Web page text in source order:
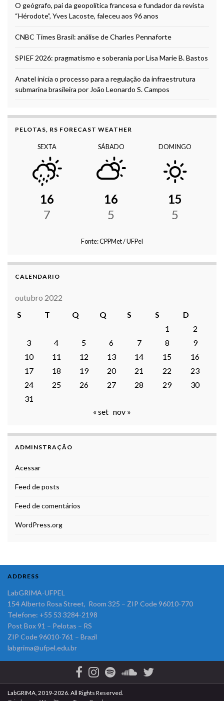
O geógrafo, pai da geopolítica francesa e fundador da revista
“Hérodote”, Yves Lacoste, faleceu aos 96 anos
CNBC Times Brasil: análise de Charles Pennaforte
SPIEF 2026: pragmatismo e soberania por Lisa Marie B. Bastos
Anatel inicia o processo para a regulação da infraestrutura
submarina brasileira por João Leonardo S. Campos
PELOTAS, RS FORECAST WEATHER
SEXTA
16
7
SÁBADO
16
5
DOMINGO
15
5
Fonte: CPPMet / UFPel
CALENDARIO
outubro 2022
S
T Q Q S S
D
1
2
3
4 5 6 7 8
9
10
11 12 13 14 15
16
17
18 19 20 21 22
23
24
25 26 27 28 29
30
31
« set nov »
ADMINSTRAÇÃO
Acessar
Feed de posts
Feed de comentários
WordPress.org
ADDRESS
LabGRIMA-UFPEL
154 Alberto Rosa Street, Room 325 – ZIP Code 96010-770
Telefone: +55 53 3284-2198
Post Box 91 – Pelotas – RS
ZIP Code 96010-761 – Brazil
labgrima@ufpel.edu.br
LabGRIMA, 2019-2026. All Rights Reserved.